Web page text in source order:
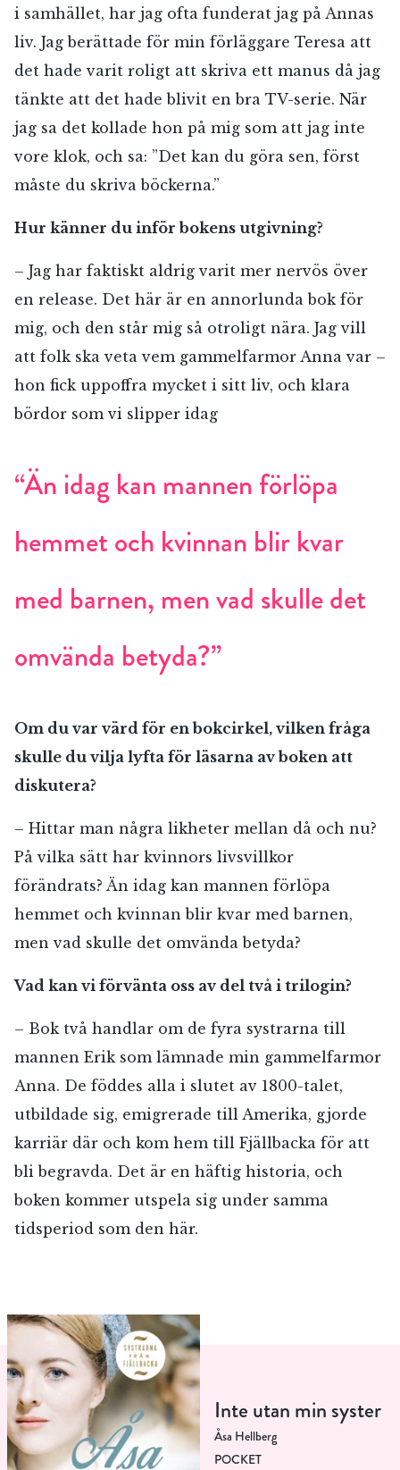
i samhället, har jag ofta funderat jag på Annas
liv. Jag berättade för min förläggare Teresa att
det hade varit roligt att skriva ett manus då jag
tänkte att det hade blivit en bra TV-serie. När
jag sa det kollade hon på mig som att jag inte
vore klok, och sa: ”Det kan du göra sen, först
måste du skriva böckerna.”
Hur känner du inför bokens utgivning?
– Jag har faktiskt aldrig varit mer nervös över
en release. Det här är en annorlunda bok för
mig, och den står mig så otroligt nära. Jag vill
att folk ska veta vem gammelfarmor Anna var –
hon fick uppoffra mycket i sitt liv, och klara
bördor som vi slipper idag
“Än idag kan mannen förlöpa
hemmet och kvinnan blir kvar
med barnen, men vad skulle det
omvända betyda?”
Om du var värd för en bokcirkel, vilken fråga
skulle du vilja lyfta för läsarna av boken att
diskutera?
– Hittar man några likheter mellan då och nu?
På vilka sätt har kvinnors livsvillkor
förändrats? Än idag kan mannen förlöpa
hemmet och kvinnan blir kvar med barnen,
men vad skulle det omvända betyda?
Vad kan vi förvänta oss av del två i trilogin?
– Bok två handlar om de fyra systrarna till
mannen Erik som lämnade min gammelfarmor
Anna. De föddes alla i slutet av 1800-talet,
utbildade sig, emigrerade till Amerika, gjorde
karriär där och kom hem till Fjällbacka för att
bli begravda. Det är en häftig historia, och
boken kommer utspela sig under samma
tidsperiod som den här.
Inte utan min syster
Åsa Hellberg
POCKET